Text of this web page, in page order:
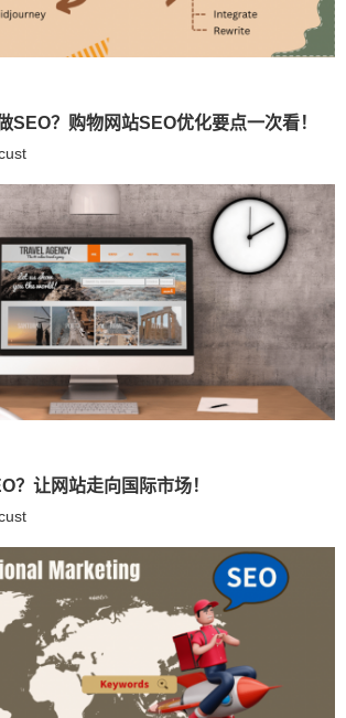
SEO？购物网站SEO优化要点一次看！
？让网站走向国际市场！